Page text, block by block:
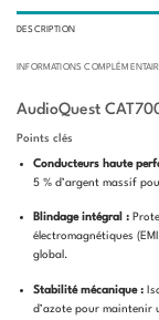
DESCRIPTION
INFORMATIONS
AudioQuest
Points clés
Conducteurs haute
5 % d’argent massif
Blindage intégral :
électromagnétiques
global.
Stabilité mécanique :
d’azote pour maintenir